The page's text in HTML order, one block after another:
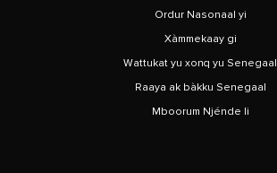
Ordur Nasonaal yi
Xàmmekaay gi
Wattukat yu xonq yu Senegaal
Raaya ak bàkku Senegaal
Mboorum Njénde li